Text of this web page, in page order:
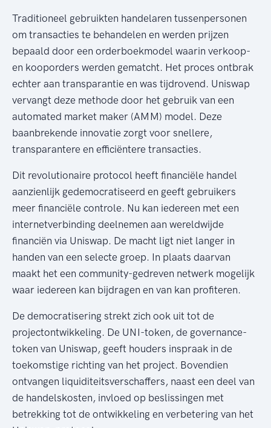
Traditioneel gebruikten handelaren tussenpersonen
om transacties te behandelen en werden prijzen
bepaald door een orderboekmodel waarin verkoop-
en kooporders werden gematcht. Het proces ontbrak
echter aan transparantie en was tijdrovend. Uniswap
vervangt deze methode door het gebruik van een
automated market maker (AMM) model. Deze
baanbrekende innovatie zorgt voor snellere,
transparantere en efficiëntere transacties.
Dit revolutionaire protocol heeft financiële handel
aanzienlijk gedemocratiseerd en geeft gebruikers
meer financiële controle. Nu kan iedereen met een
internetverbinding deelnemen aan wereldwijde
financiën via Uniswap. De macht ligt niet langer in
handen van een selecte groep. In plaats daarvan
maakt het een community-gedreven netwerk mogelijk
waar iedereen kan bijdragen en van kan profiteren.
De democratisering strekt zich ook uit tot de
projectontwikkeling. De UNI-token, de governance-
token van Uniswap, geeft houders inspraak in de
toekomstige richting van het project. Bovendien
ontvangen liquiditeitsverschaffers, naast een deel van
de handelskosten, invloed op beslissingen met
betrekking tot de ontwikkeling en verbetering van het